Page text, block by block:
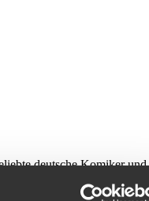
deutsche Komiker
Mint in